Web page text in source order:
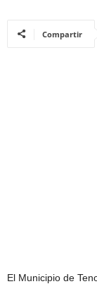
Compartir
El Municipio de